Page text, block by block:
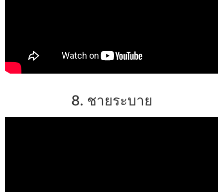
8. ชายระบาย